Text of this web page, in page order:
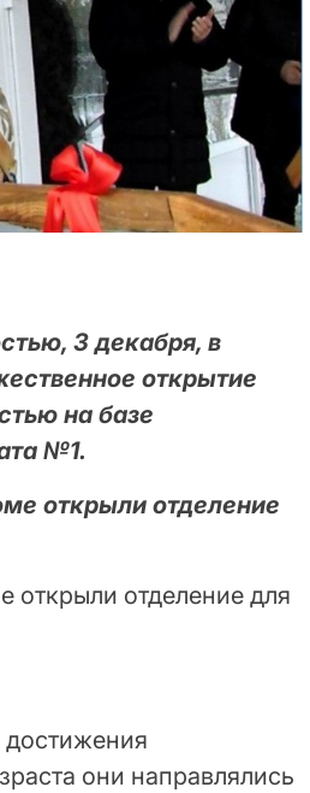
3 декабря, в
открытие
на базе
№1.
они направлялись